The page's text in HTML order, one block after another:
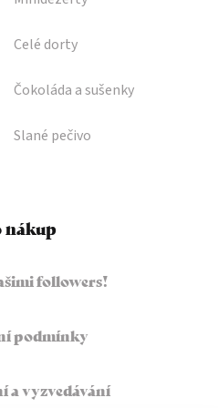
Celé dorty
Čokoláda a sušenky
Slané pečivo
nákup
followers!
podmínky
a vyzvedávání